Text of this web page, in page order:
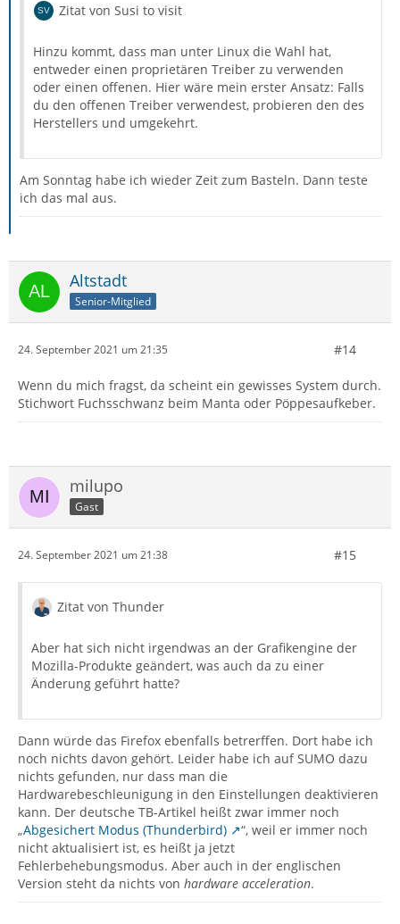
Zitat von Susi to visit
Hinzu kommt, dass man unter Linux die Wahl hat,
entweder einen proprietären Treiber zu verwenden
oder einen offenen. Hier wäre mein erster Ansatz: Falls
du den offenen Treiber verwendest, probieren den des
Herstellers und umgekehrt.
Am Sonntag habe ich wieder Zeit zum Basteln. Dann teste
ich das mal aus.
Altstadt
Senior-Mitglied
24. September 2021 um 21:35 #14
Wenn du mich fragst, da scheint ein gewisses System durch.
Stichwort Fuchsschwanz beim Manta oder Pöppesaufkeber.
milupo
Gast
24. September 2021 um 21:38 #15
Zitat von Thunder
Aber hat sich nicht irgendwas an der Grafikengine der
Mozilla-Produkte geändert, was auch da zu einer
Änderung geführt hatte?
Dann würde das Firefox ebenfalls betrerffen. Dort habe ich
noch nichts davon gehört. Leider habe ich auf SUMO dazu
nichts gefunden, nur dass man die
Hardwarebeschleunigung in den Einstellungen deaktivieren
kann. Der deutsche TB-Artikel heißt zwar immer noch
„Abgesichert Modus (Thunderbird)
“, weil er immer noch
nicht aktualisiert ist, es heißt ja jetzt
Fehlerbehebungsmodus. Aber auch in der englischen
Version steht da nichts von hardware acceleration.